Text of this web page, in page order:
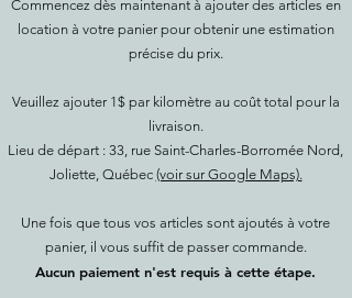
Commencez dès maintenant à ajouter des articles en
location à votre panier pour obtenir une estimation
précise du prix.
Veuillez ajouter 1$ par kilomètre au coût total pour la
livraison.
Lieu de départ : 33, rue Saint-Charles-Borromée Nord,
Joliette, Québec (voir sur Google Maps).
Une fois que tous vos articles sont ajoutés à votre
panier, il vous suffit de passer commande.
Aucun paiement n'est requis à cette étape.